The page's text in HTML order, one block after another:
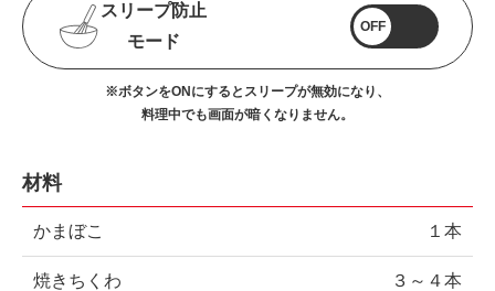
スリープ防止
モード
OFF
※ボタンをONにするとスリープが無効になり、
料理中でも画面が暗くなりません。
材料
かまぼこ １本
焼きちくわ ３～４本